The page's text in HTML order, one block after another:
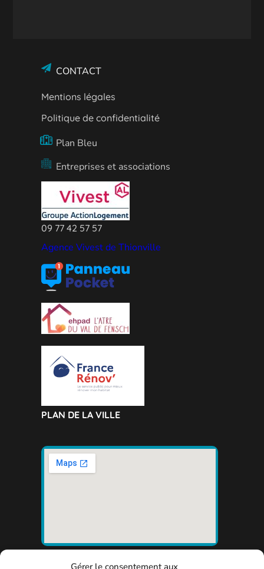
Gérer le consentement aux
CONTACT
Mentions légales
Politique de confidentialité
Plan Bleu
Entreprises et associations
09 77 42 57 57
Agence Vivest de Thionville
PLAN DE LA VILLE